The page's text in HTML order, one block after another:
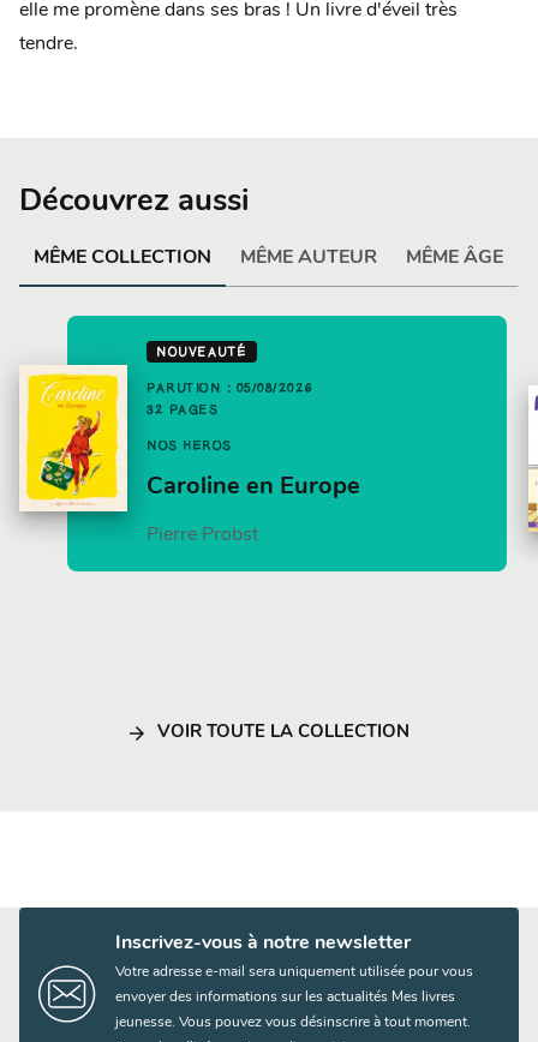
elle me promène dans ses bras ! Un livre d'éveil très
tendre.
Découvrez aussi
MÊME COLLECTION MÊME AUTEUR MÊME ÂGE
NOUVEAUTÉ
PARUTION : 05/08/2026
32 PAGES
NOS HÉROS
Caroline en Europe
Pierre Probst
arrow_forward VOIR TOUTE LA COLLECTION
Inscrivez-vous à notre newsletter
Votre adresse e-mail sera uniquement utilisée pour vous
envoyer des informations sur les actualités Mes livres
jeunesse. Vous pouvez vous désinscrire à tout moment.